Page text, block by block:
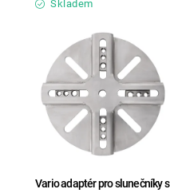
Skladem
Vario adaptér pro slunečníky s